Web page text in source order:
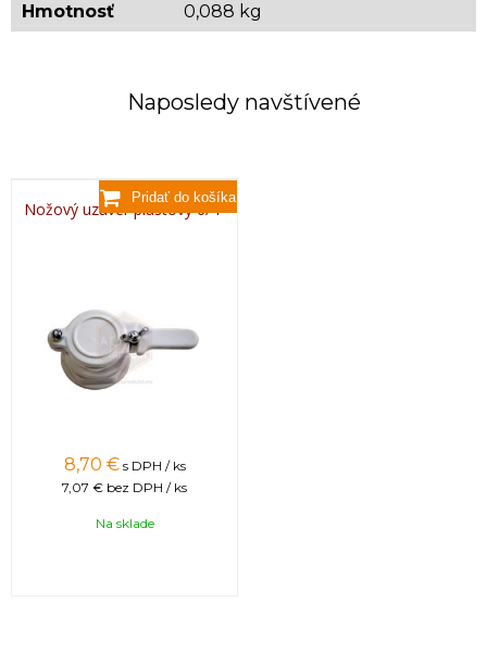
Hmotnosť 0,088 kg
Naposledy navštívené
Nožový uzáver plastový 6/4"
8,70 € s DPH / ks
7,07 € bez DPH / ks
Na sklade